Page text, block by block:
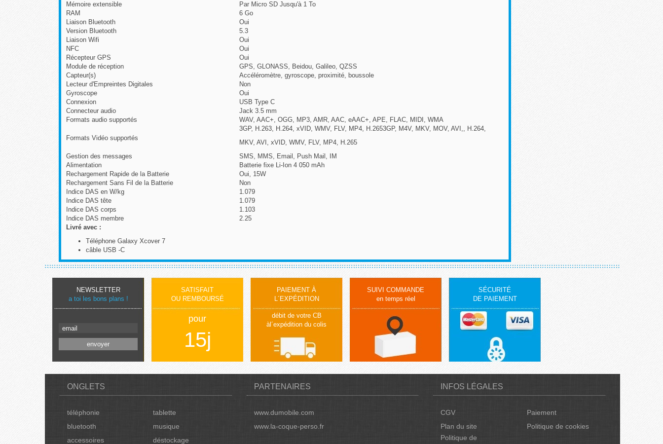
Mémoire extensible
Par Micro SD Jusqu'à 1 To
RAM
6 Go
Liaison Bluetooth
Oui
Version Bluetooth
5.3
Liaison Wifi
Oui
NFC
Oui
Récepteur GPS
Oui
Module de réception
GPS, GLONASS, Beidou, Galileo, QZSS
Capteur(s)
Accéléromètre, gyroscope, proximité, boussole
Lecteur d'Empreintes Digitales
Non
Gyroscope
Oui
Connexion
USB Type C
Connecteur audio
Jack 3.5 mm
Formats audio supportés
WAV, AAC+, OGG, MP3, AMR, AAC, eAAC+, APE, FLAC, MIDI, WMA
Formats Vidéo supportés
3GP, H.263, H.264, xVID, WMV, FLV, MP4, H.2653GP, M4V, MKV, MOV, AVI,, H.264,
MKV, AVI, xVID, WMV, FLV, MP4, H.265
Gestion des messages
SMS, MMS, Email, Push Mail, IM
Alimentation
Batterie fixe Li-Ion 4 050 mAh
Rechargement Rapide de la Batterie
Oui, 15W
Rechargement Sans Fil de la Batterie
Non
Indice DAS en W/kg
1.079
Indice DAS tête
1.079
Indice DAS corps
1.103
Indice DAS membre
2.25
Livré avec :
Téléphone Galaxy Xcover 7
câble USB -C
NEWSLETTER
a toi les bons plans !
SATISFAIT
OU REMBOURSÉ
pour
15j
PAIEMENT À
L´EXPÉDITION
débit de votre CB
àl´expédition du colis
SUIVI COMMANDE
en temps réel
SÉCURITÉ
DE PAIEMENT
ONGLETS
téléphonie
tablette
bluetooth
musique
accessoires
déstockage
PARTENAIRES
www.dumobile.com
www.la-coque-perso.fr
INFOS LÉGALES
CGV
Paiement
Plan du site
Politique de cookies
Politique de